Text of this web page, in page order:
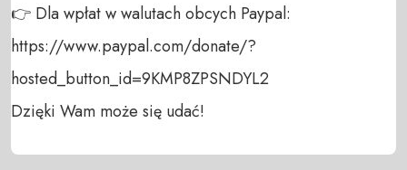
👉 Dla wpłat w walutach obcych Paypal:
https://www.paypal.com/donate/?
hosted_button_id=9KMP8ZPSNDYL2
Dzięki Wam może się udać!